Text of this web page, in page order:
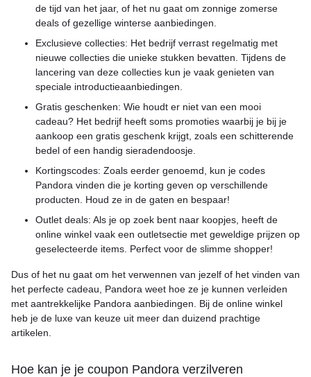
de tijd van het jaar, of het nu gaat om zonnige zomerse
deals of gezellige winterse aanbiedingen.
Exclusieve collecties: Het bedrijf verrast regelmatig met
nieuwe collecties die unieke stukken bevatten. Tijdens de
lancering van deze collecties kun je vaak genieten van
speciale introductieaanbiedingen.
Gratis geschenken: Wie houdt er niet van een mooi
cadeau? Het bedrijf heeft soms promoties waarbij je bij je
aankoop een gratis geschenk krijgt, zoals een schitterende
bedel of een handig sieradendoosje.
Kortingscodes: Zoals eerder genoemd, kun je codes
Pandora vinden die je korting geven op verschillende
producten. Houd ze in de gaten en bespaar!
Outlet deals: Als je op zoek bent naar koopjes, heeft de
online winkel vaak een outletsectie met geweldige prijzen op
geselecteerde items. Perfect voor de slimme shopper!
Dus of het nu gaat om het verwennen van jezelf of het vinden van
het perfecte cadeau, Pandora weet hoe ze je kunnen verleiden
met aantrekkelijke Pandora aanbiedingen. Bij de online winkel
heb je de luxe van keuze uit meer dan duizend prachtige
artikelen.
Hoe kan je je coupon Pandora verzilveren